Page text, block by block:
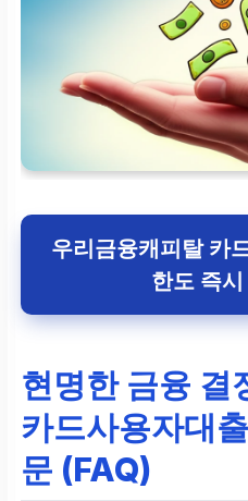
우리금융캐피탈 카
한도 즉
현명한 금융 결
카드사용자대
문 (FAQ)